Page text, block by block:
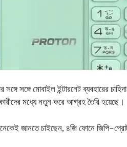
সঙ্গে সঙ্গে মোবাইল ইন্টারনেট ব্যবহারের
মধ্যে নতুন করে আগ্রহ তৈরি হয়েছে।
জানতে চাইছেন, ৪জি ফোনে